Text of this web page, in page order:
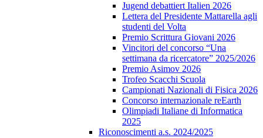
Jugend debattiert Italien 2026
Lettera del Presidente Mattarella agli
studenti del Volta
Premio Scrittura Giovani 2026
Vincitori del concorso “Una
settimana da ricercatore” 2025/2026
Premio Asimov 2026
Trofeo Scacchi Scuola
Campionati Nazionali di Fisica 2026
Concorso internazionale reEarth
Olimpiadi Italiane di Informatica
2025
Riconoscimenti a.s. 2024/2025